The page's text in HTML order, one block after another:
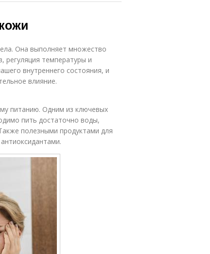
Она выполняет множество
регуляция температуры и
внутреннего состояния, и
влияние.
питанию. Одним из ключевых
пить достаточно воды,
полезными продуктами для